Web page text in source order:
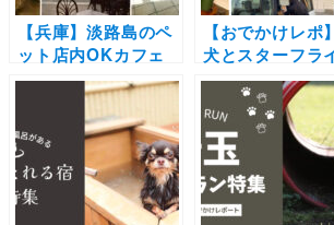
【兵庫】淡路島のペ
ット店内OKカフェ
まとめ！お寿司や淡
路牛をお店の中でわ
んことゆっくり♪
【おでかけレポ
犬とスターフラ
ーで行く「界 由
院」ツアーに行
きたよ！憧れの
リゾートで過ご
泊2日をご紹介